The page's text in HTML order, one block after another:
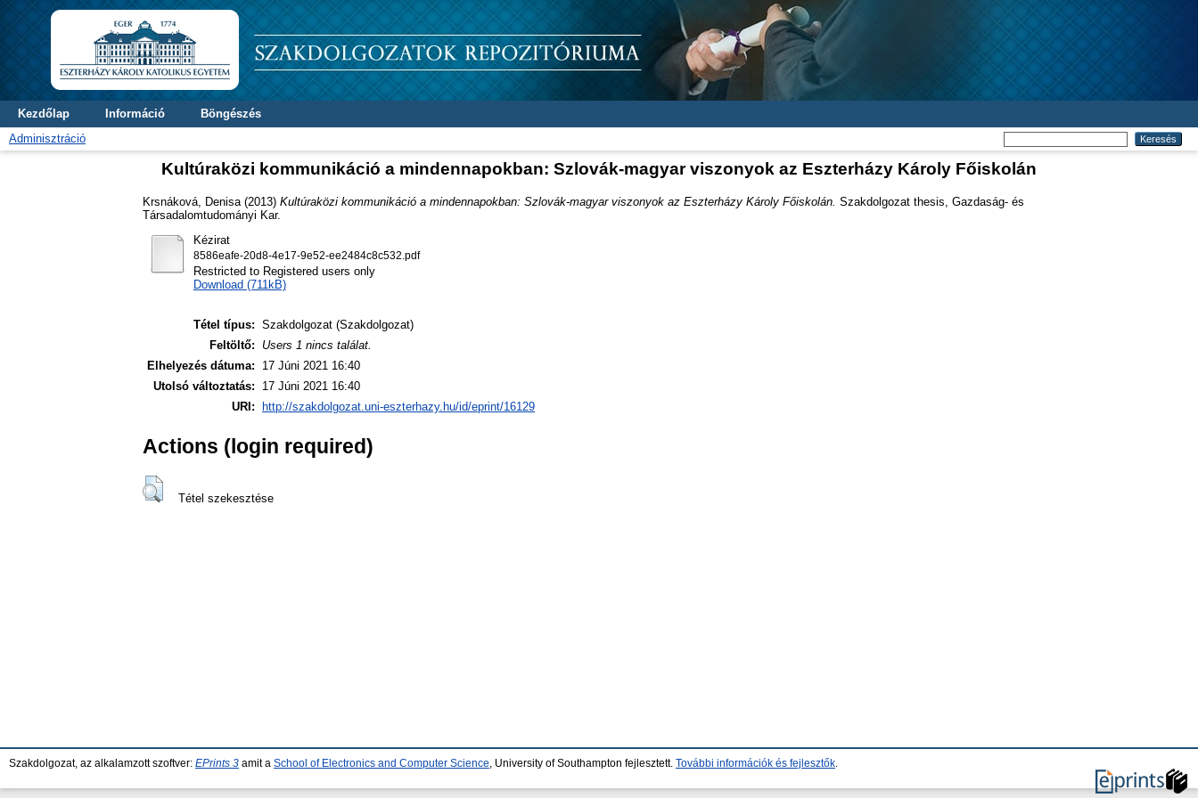
Kezdőlap Információ
Böngészés
Adminisztráció
Kultúraközi kommunikáció a mindennapokban: Szlovák-magyar viszonyok az Eszterházy Károly Főiskolán
Krsnáková, Denisa (2013) Kultúraközi kommunikáció a mindennapokban: Szlovák-magyar viszonyok az Eszterházy Károly Főiskolán. Szakdolgozat thesis, Gazdaság- és
Társadalomtudományi Kar.
Kézirat
8586eafe-20d8-4e17-9e52-ee2484c8c532.pdf
Restricted to Registered users only
Download (711kB)
Tétel típus: Szakdolgozat (Szakdolgozat)
Feltöltő:
Users 1 nincs találat.
Elhelyezés dátuma:
17 Júni 2021 16:40
Utolsó változtatás:
17 Júni 2021 16:40
URI:
http://szakdolgozat.uni-eszterhazy.hu/id/eprint/16129
Actions (login required)
Tétel szekesztése
Szakdolgozat, az alkalamzott szoftver: EPrints 3 amit a School of Electronics and Computer Science , University of Southampton fejlesztett. További információk és fejlesztők